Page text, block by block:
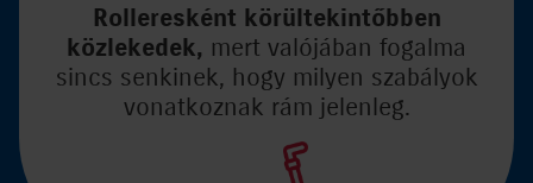
Rolleresként körültekintőbben
közlekedek, mert valójában fogalma
sincs senkinek, hogy milyen szabályok
vonatkoznak rám jelenleg.